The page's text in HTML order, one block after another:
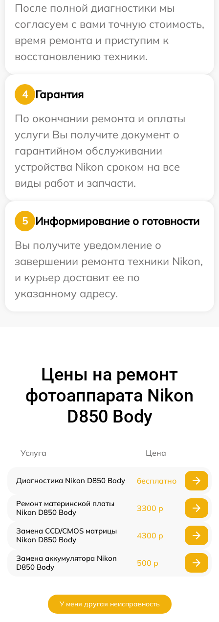
После полной диагностики мы
согласуем с вами точную стоимость,
время ремонта и приступим к
восстановлению техники.
4
Гарантия
По окончании ремонта и оплаты
услуги Вы получите документ о
гарантийном обслуживании
устройства Nikon сроком на все
виды работ и запчасти.
5
Информирование о готовности
Вы получите уведомление о
завершении ремонта техники Nikon,
и курьер доставит ее по
указанному адресу.
Цены на ремонт
фотоаппарата Nikon
D850 Body
Услуга Цена
Диагностика Nikon D850 Body бесплатно
Ремонт материнской платы
Nikon D850 Body
3300 р
Замена CCD/CMOS матрицы
Nikon D850 Body
4300 р
Замена аккумулятора Nikon
D850 Body
500 р
У меня другая неисправность